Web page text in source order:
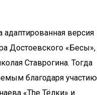
версия
Достоевского «Бесы»,
Ставрогина. Тогда
благодаря участию
«The Тёлки» и